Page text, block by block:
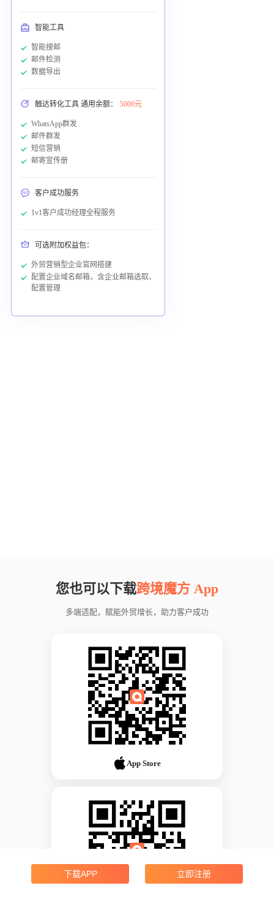
智能工具
智能搜邮
邮件检测
数据导出
触达转化工具 通用余额： 5000元
WhatsApp群发
邮件群发
短信营销
邮寄宣传册
客户成功服务
1v1客户成功经理全程服务
可选附加权益包：
外贸营销型企业官网搭建
配置企业域名邮箱，含企业邮箱选取、
配置管理
您也可以下载跨境魔方 App
多端适配，赋能外贸增长，助力客户成功
App Store
下载APP 立即注册